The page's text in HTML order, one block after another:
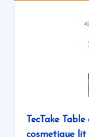
TecTake
cosmetique lit